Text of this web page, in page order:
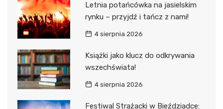
Letnia potańcówka na jasielskim
rynku – przyjdź i tańcz z nami!
4 sierpnia 2026
Książki jako klucz do odkrywania
wszechświata!
4 sierpnia 2026
Festiwal Strażacki w Bieździadce: